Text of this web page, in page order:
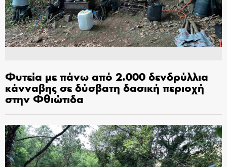
Φυτεία με πάνω από 2.000 δενδρύλλια
κάνναβης σε δύσβατη δασική περιοχή
στην Φθιώτιδα